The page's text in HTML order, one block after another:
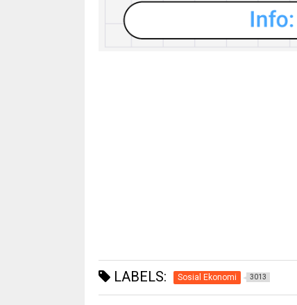
LABELS: Sosial Ekonomi 3013